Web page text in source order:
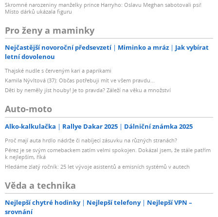
Skromné narozeniny manželky prince Harryho: Oslavu Meghan sabotovali psi!
Místo dárků ukázala figuru
Pro ženy a maminky
Nejčastější novoroční předsevzetí Miminko a mráz
Jak vybírat
letní dovolenou
Thajské nudle s červeným kari a paprikami
Kamila Nývltová (37): Občas potřebuji mít ve všem pravdu...
Děti by neměly jíst houby! Je to pravda? Záleží na věku a množství
Auto-moto
Alko-kalkulačka Rallye Dakar 2025 Dálniční známka 2025
Proč mají auta hrdlo nádrže či nabíjecí zásuvku na různých stranách?
Pérez je se svým comebackem zatím velmi spokojen. Dokázal jsem, že stále patřím
k nejlepším, říká
Hledáme zlatý ročník: 25 let vývoje asistentů a emisních systémů v autech
Věda a technika
Nejlepší chytré hodinky Nejlepší telefony
Nejlepší VPN –
srovnání